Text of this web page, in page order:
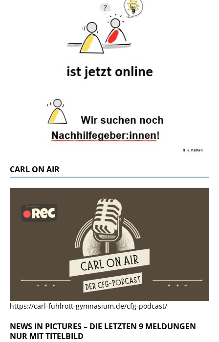
CARL ON AIR
https://carl-fuhlrott-gymnasium.de/cfg-podcast/
NEWS IN PICTURES – DIE LETZTEN 9 MELDUNGEN
NUR MIT TITELBILD